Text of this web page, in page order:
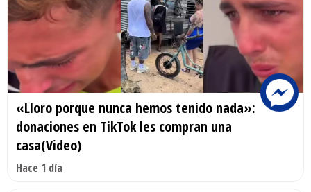
«Lloro porque nunca hemos tenido nada»:
donaciones en TikTok les compran una
casa(Video)
Hace 1 día